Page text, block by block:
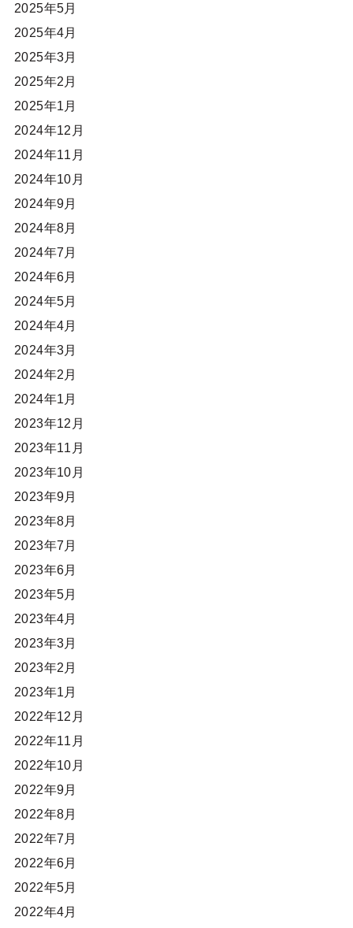
2025年5月
2025年4月
2025年3月
2025年2月
2025年1月
2024年12月
2024年11月
2024年10月
2024年9月
2024年8月
2024年7月
2024年6月
2024年5月
2024年4月
2024年3月
2024年2月
2024年1月
2023年12月
2023年11月
2023年10月
2023年9月
2023年8月
2023年7月
2023年6月
2023年5月
2023年4月
2023年3月
2023年2月
2023年1月
2022年12月
2022年11月
2022年10月
2022年9月
2022年8月
2022年7月
2022年6月
2022年5月
2022年4月